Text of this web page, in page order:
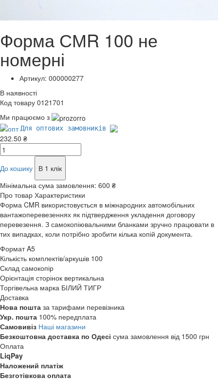
Форма СМR 100 не
номерні
Артикул: 000000277
В наявності
Код товару 0121701
Ми працюємо з
Для оптових замовників
232.50 ₴
До кошику
В 1 клік
Мінімальна сума замовлення: 600 ₴
Про товар Характеристики
Форма CMR використовується в міжнародних автомобільних
вантажоперевезеннях як підтвердження укладення договору
перевезення. З самокопіювальними бланками зручно працювати в
тих випадках, коли потрібно зробити кілька копій документа.
Формат A5
Кількість комплектів/аркушів 100
Склад самокопір
Орієнтація сторінок вертикальна
Торгівельна марка БІЛИЙ ТИГР
Доставка
Нова пошта за тарифами перевізника
Укр. пошта 100% передплата
Самовивіз Наші магазини
Безкоштовна доставка по Одесі сума замовлення від 1500 грн
Оплата
LiqPay
Наложений платіж
Безготівкова оплата